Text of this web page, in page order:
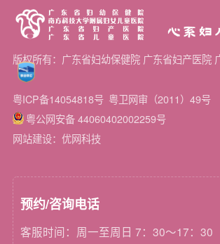
心系妇
版权所有：广东省妇幼保健院 广东省妇产医院
粤ICP备14054818号 粤卫网审（2011）49号
粤公网安备 44060402002259号
网站建设：优网科技
预约/咨询电话
客服时间：周一至周日 7：30～17：30